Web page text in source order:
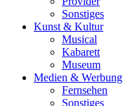
Sonstiges
Kunst & Kultur
Musical
Kabarett
Museum
Medien & Werbung
Fernsehen
Sonstiges